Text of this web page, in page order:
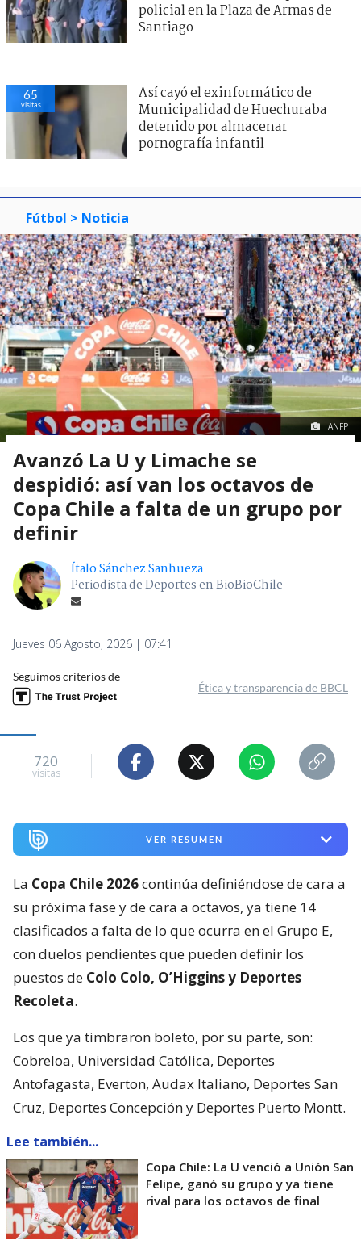
policial en la Plaza de Armas de
Santiago
65
visitas
Así cayó el exinformático de
Municipalidad de Huechuraba
detenido por almacenar
pornografía infantil
Fútbol > Noticia
ANFP
Avanzó La U y Limache se
despidió: así van los octavos de
Copa Chile a falta de un grupo por
definir
Ítalo Sánchez Sanhueza
Periodista de Deportes en BioBioChile
Jueves 06 Agosto, 2026 | 07:41
Seguimos criterios de
Ética y transparencia de BBCL
720
visitas
VER RESUMEN
La Copa Chile 2026continúa definiéndose de cara a
su próxima fase y de cara a octavos, ya tiene 14
clasificados a falta de lo que ocurra en el Grupo E,
con duelos pendientes que pueden definir los
puestos de Colo Colo, O’Higgins y Deportes
Recoleta.
Los que ya timbraron boleto, por su parte, son:
Cobreloa, Universidad Católica, Deportes
Antofagasta, Everton, Audax Italiano, Deportes San
Cruz, Deportes Concepción y Deportes Puerto Montt.
Lee también...
Copa Chile: La U venció a Unión San
Felipe, ganó su grupo y ya tiene
rival para los octavos de final